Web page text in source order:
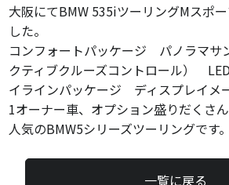
大阪にてBMW 535iツーリングMスポ
した。
コンフォートパッケージ パノラマサ
クティブクルーズコントロール）
イラインパッケージ ディスプレイメ
1オーナー車、オプション盛りだくさ
人気のBMW5シリーズツーリングです。
一覧に戻る